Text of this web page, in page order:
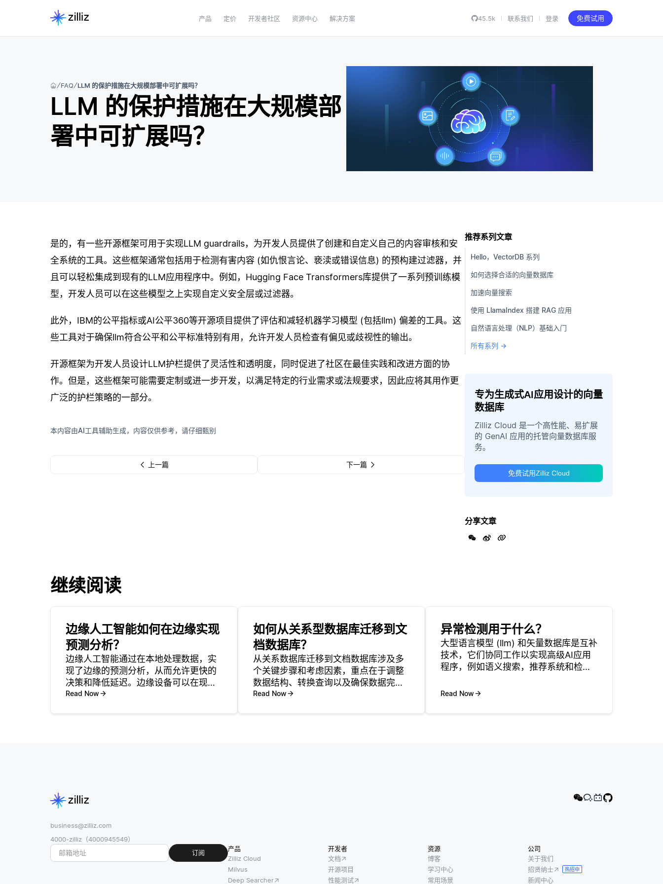
产品 定价 开发者社区 资源中心 解决方案 45.5k 联系我们 登录 免费试用
FAQ LLM 的保护措施在大规模部署中可扩展吗？
LLM 的保护措施在大规模部
署中可扩展吗？
是的，有一些开源框架可用于实现LLM guardrails，为开发人员提供了创建和自定义自己的内容审核和安
全系统的工具。这些框架通常包括用于检测有害内容 (如仇恨言论、亵渎或错误信息) 的预构建过滤器，并
且可以轻松集成到现有的LLM应用程序中。例如，Hugging Face Transformers库提供了一系列预训练模
型，开发人员可以在这些模型之上实现自定义安全层或过滤器。
此外，IBM的公平指标或AI公平360等开源项目提供了评估和减轻机器学习模型 (包括llm) 偏差的工具。这
些工具对于确保llm符合公平和公平标准特别有用，允许开发人员检查有偏见或歧视性的输出。
开源框架为开发人员设计LLM护栏提供了灵活性和透明度，同时促进了社区在最佳实践和改进方面的协
作。但是，这些框架可能需要定制或进一步开发，以满足特定的行业需求或法规要求，因此应将其用作更
广泛的护栏策略的一部分。
本内容由AI工具辅助生成，内容仅供参考，请仔细甄别
上一篇 下一篇
推荐系列文章
Hello，VectorDB 系列
如何选择合适的向量数据库
加速向量搜索
使用 LlamaIndex 搭建 RAG 应用
自然语言处理（NLP）基础入门
所有系列 →
专为生成式AI应用设计的向量
数据库
Zilliz Cloud 是一个高性能、易扩展
的 GenAI 应用的托管向量数据库服
务。
免费试用Zilliz Cloud
分享文章
继续阅读
边缘人工智能如何在边缘实现
预测分析？
边缘人工智能通过在本地处理数据，实
现了边缘的预测分析，从而允许更快的
决策和降低延迟。边缘设备可以在现场
运行人工智能算法，而不是将数据发送
Read Now
如何从关系型数据库迁移到文
档数据库？
从关系数据库迁移到文档数据库涉及多
个关键步骤和考虑因素，重点在于调整
数据结构、转换查询以及确保数据完整
性。第一步是了解现有的关系模式及其
Read Now
异常检测用于什么？
大型语言模型 (llm) 和矢量数据库是互补
技术，它们协同工作以实现高级AI应用
程序，例如语义搜索，推荐系统和检索
Google的BERT这样的llm为文本生成高
Read Now
business@zilliz.com
4000-zilliz（4000945549）
订阅
产品
Zilliz Cloud
Milvus
Deep Searcher
开发者
文档
开源项目
性能测试
资源
博客
学习中心
常用场景
公司
关于我们
招贤纳士
热招中
新闻中心